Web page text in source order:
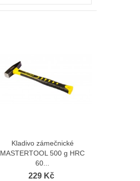
Zobrazit více
Kladivo zámečnické
MASTERTOOL 500 g HRC
60...
229 Kč